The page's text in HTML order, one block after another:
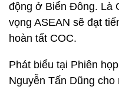
động ở Biển Đông. Là
vọng ASEAN sẽ đạt
hoàn tất COC.
Phát biểu tại Phiên
Nguyễn Tấn Dũng